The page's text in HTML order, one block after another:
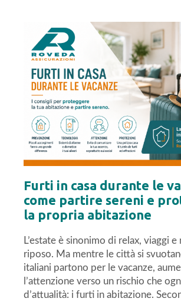
Furti in casa durante le
come partire sereni e
la propria abitazione
L’estate è sinonimo di relax, viaggi
riposo. Ma mentre le città si
italiani partono per le vacanze,
l’attenzione verso un rischio che
d’attualità: i furti in abitazione.